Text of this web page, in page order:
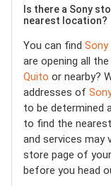
Is there a Sony
nearest location?
You can find Sony
are opening all
Quito or nearby?
addresses of
to be determined
to find the nearest
and services may
store page of your
before you head